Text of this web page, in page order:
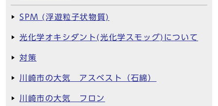
SPM (浮遊粒子状物質)
光化学オキシダント(光化学スモッグ)について
対策
川崎市の大気 アスベスト（石綿）
川崎市の大気 フロン